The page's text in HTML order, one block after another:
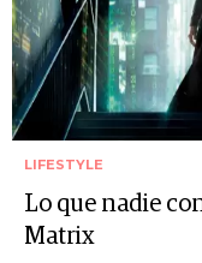
LIFESTYLE
Lo que nadie
Matrix